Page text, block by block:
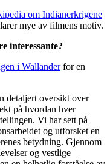
om Indianerkrigene
mye av filmens motiv.
interessante?
i Wallanderfor en
detaljert oversikt over
på hvordan hver
Vi har sett på
og utforsket en
betydning. Gjennom
og vestlige